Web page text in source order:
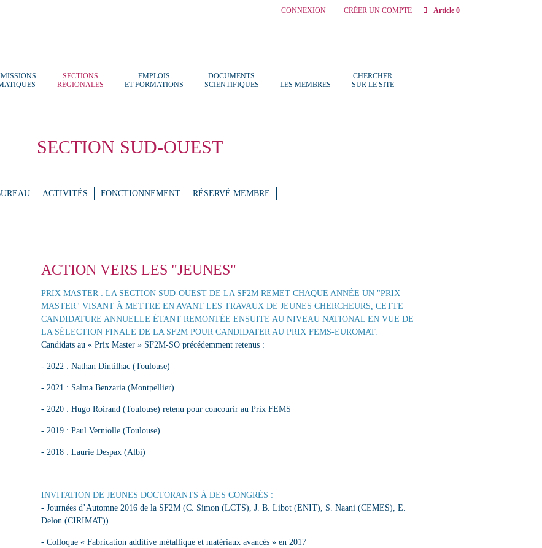
CONNEXION CRÉER UN COMPTE Article 0
SECTIONS
RÉGIONALES
EMPLOIS
ET FORMATIONS
DOCUMENTS
SCIENTIFIQUES
LES MEMBRES
CHERCHER
SUR LE SITE
SECTION SUD-OUEST
ACTIVITÉS FONCTIONNEMENT RÉSERVÉ MEMBRE
ACTION VERS LES "JEUNES"
PRIX MASTER : LA SECTION SUD-OUEST DE LA SF2M REMET CHAQUE ANNÉE UN "PRIX
MASTER" VISANT À METTRE EN AVANT LES TRAVAUX DE JEUNES CHERCHEURS, CETTE
CANDIDATURE ANNUELLE ÉTANT REMONTÉE ENSUITE AU NIVEAU NATIONAL EN VUE DE
LA SÉLECTION FINALE DE LA SF2M POUR CANDIDATER AU PRIX FEMS-EUROMAT.
Candidats au « Prix Master » SF2M-SO précédemment retenus :
- 2022 : Nathan Dintilhac (Toulouse)
- 2021 : Salma Benzaria (Montpellier)
- 2020 : Hugo Roirand (Toulouse) retenu pour concourir au Prix FEMS
- 2019 : Paul Verniolle (Toulouse)
- 2018 : Laurie Despax (Albi)
…
INVITATION DE JEUNES DOCTORANTS À DES CONGRÈS :
- Journées d’Automne 2016 de la SF2M (C. Simon (LCTS), J. B. Libot (ENIT), S. Naani (CEMES), E.
Delon (CIRIMAT))
- Colloque « Fabrication additive métallique et matériaux avancés » en 2017